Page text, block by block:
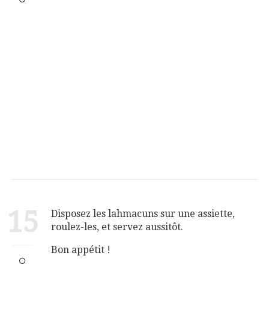
15
Disposez les lahmacuns sur une assiette,
roulez-les, et servez aussitôt.
Bon appétit !